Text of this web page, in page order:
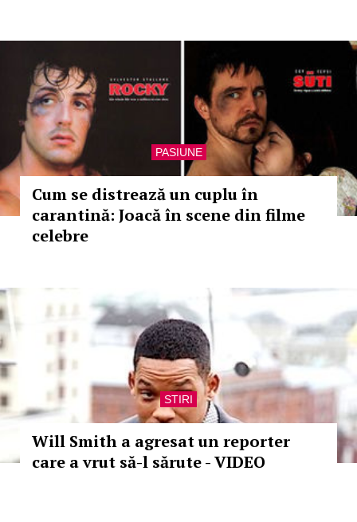
PASIUNE
Cum se distrează un cuplu în
carantină: Joacă în scene din filme
celebre
STIRI
Will Smith a agresat un reporter
care a vrut să-l sărute - VIDEO